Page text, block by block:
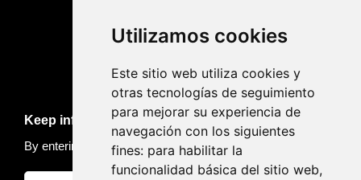
Utilizamos cookies
Este sitio web utiliza cookies y
otras tecnologías de seguimiento
para mejorar su experiencia de
navegación con los siguientes
fines: para habilitar la
funcionalidad básica del sitio web,
Keep informed of news and trips
By entering your email, you accept our Privacy policy